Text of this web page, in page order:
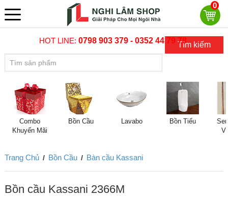
0
HOT LINE:0798 903 379 - 0352 44 79 78Tìm kiếm
Combo
Khuyến Mãi
Bồn Cầu Lavabo Bồn Tiểu
Trang Chủ / Bồn Cầu / Bàn cầu Kassani
Bồn cầu Kassani 2366M